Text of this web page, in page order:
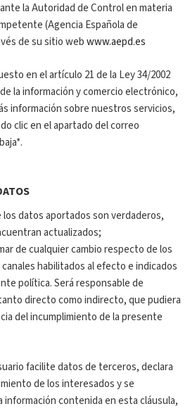
la Autoridad de Control en materia
(Agencia Española de
de su sitio webwww.aepd.es
en el artículo 21 de la Ley 34/2002
la información y comercio electrónico,
información sobre nuestros servicios,
clic en el apartado del correo
datos aportados son verdaderos,
actualizados;
de cualquier cambio respecto de los
habilitados al efecto e indicados
política. Será responsable de
directo como indirecto, que pudiera
del incumplimiento de la presente
facilite datos de terceros, declara
de los interesados y se
información contenida en esta cláusula,